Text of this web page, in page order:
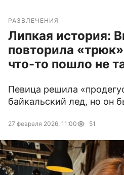
РАЗВЛЕЧЕНИЯ
Липкая история:
повторила
что-то пошло не
Певица решила
байкальский лед, но он
27 февраля 2026, 11:00 51